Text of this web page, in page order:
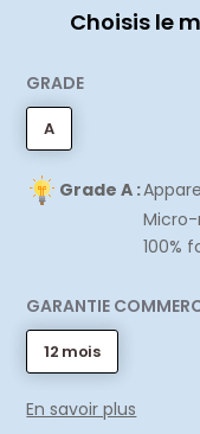
Choisis le
GRADE
A
Grade A :
Micro-
100%
GARANTIE
12 mois
En savoir plus